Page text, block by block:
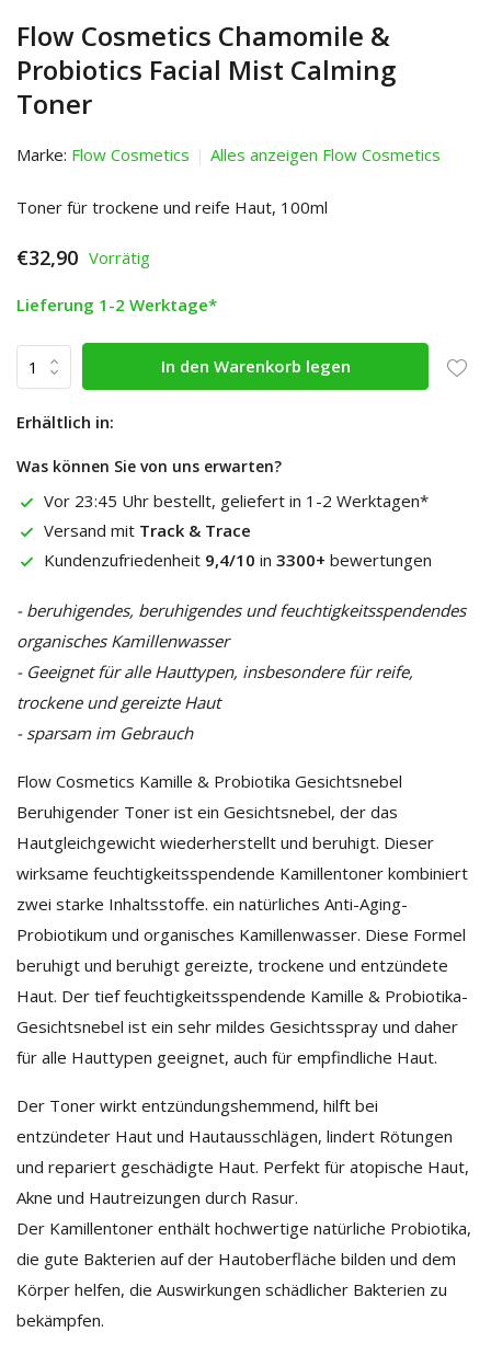
Flow Cosmetics Chamomile &
Probiotics Facial Mist Calming
Toner
Marke: Flow Cosmetics Alles anzeigen Flow Cosmetics
Toner für trockene und reife Haut, 100ml
€32,90 Vorrätig
Lieferung 1-2 Werktage*
In den Warenkorb legen
Erhältlich in:
Was können Sie von uns erwarten?
Vor 23:45 Uhr bestellt, geliefert in 1-2 Werktagen*
Versand mit Track & Trace
Kundenzufriedenheit 9,4/10 in 3300+ bewertungen
- beruhigendes, beruhigendes und feuchtigkeitsspendendes
organisches Kamillenwasser
- Geeignet für alle Hauttypen, insbesondere für reife,
trockene und gereizte Haut
- sparsam im Gebrauch
Flow Cosmetics Kamille & Probiotika Gesichtsnebel
Beruhigender Toner ist ein Gesichtsnebel, der das
Hautgleichgewicht wiederherstellt und beruhigt. Dieser
wirksame feuchtigkeitsspendende Kamillentoner kombiniert
zwei starke Inhaltsstoffe. ein natürliches Anti-Aging-
Probiotikum und organisches Kamillenwasser. Diese Formel
beruhigt und beruhigt gereizte, trockene und entzündete
Haut. Der tief feuchtigkeitsspendende Kamille & Probiotika-
Gesichtsnebel ist ein sehr mildes Gesichtsspray und daher
für alle Hauttypen geeignet, auch für empfindliche Haut.
Der Toner wirkt entzündungshemmend, hilft bei
entzündeter Haut und Hautausschlägen, lindert Rötungen
und repariert geschädigte Haut. Perfekt für atopische Haut,
Akne und Hautreizungen durch Rasur.
Der Kamillentoner enthält hochwertige natürliche Probiotika,
die gute Bakterien auf der Hautoberfläche bilden und dem
Körper helfen, die Auswirkungen schädlicher Bakterien zu
bekämpfen.